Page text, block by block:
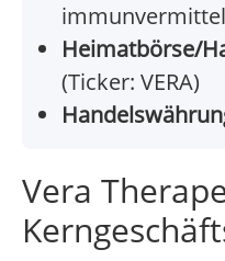
Heimatbörse/
(Ticker: VERA)
Vera